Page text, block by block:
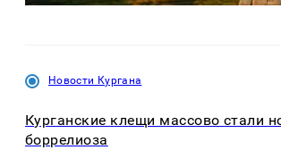
Новости Кургана
Курганские клещи массово стали
боррелиоза